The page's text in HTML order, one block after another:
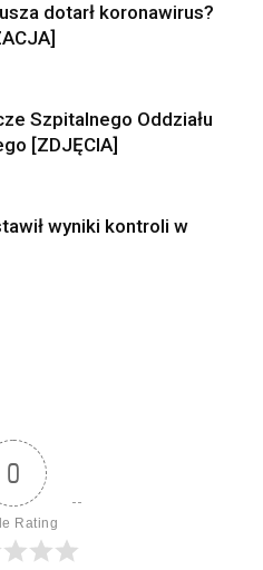
dotarł koronawirus?
Szpitalnego Oddziału
[ZDJĘCIA]
wyniki kontroli w
0
Rating